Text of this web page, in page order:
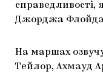
справедливості,
Джорджа
На маршах
Тейлор, Ахмауд